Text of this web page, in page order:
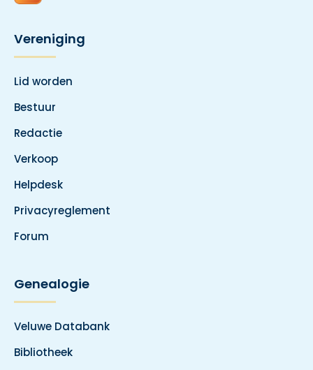
Vereniging
Lid worden
Bestuur
Redactie
Verkoop
Helpdesk
Privacyreglement
Forum
Genealogie
Veluwe Databank
Bibliotheek